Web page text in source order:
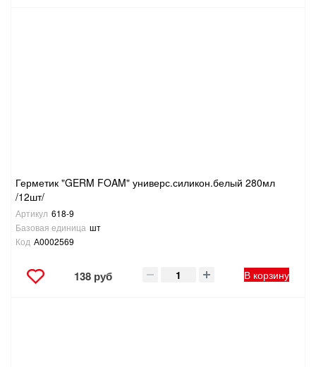
Герметик "GERM FOAM" универс.силикон.белый 280мл
/12шт/
Артикул 618-9
Базовая единица шт
Код А0002569
138 руб В корзину